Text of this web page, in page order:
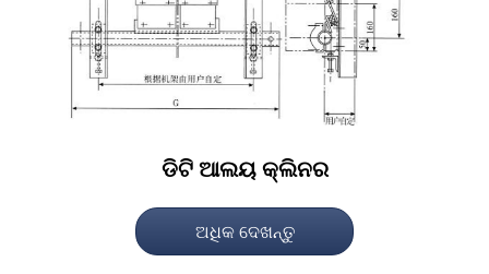
ଡିଟି ଆଲୟ କ୍ଲିନର
ଅଧିକ ଦେଖନ୍ତୁ